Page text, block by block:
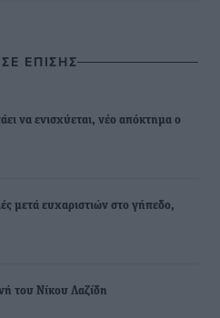
ΕΠΙΣΗΣ
να ενισχύεται, νέο απόκτημα ο
μετά ευχαριστιών στο γήπεδο,
του Νίκου Λαζίδη